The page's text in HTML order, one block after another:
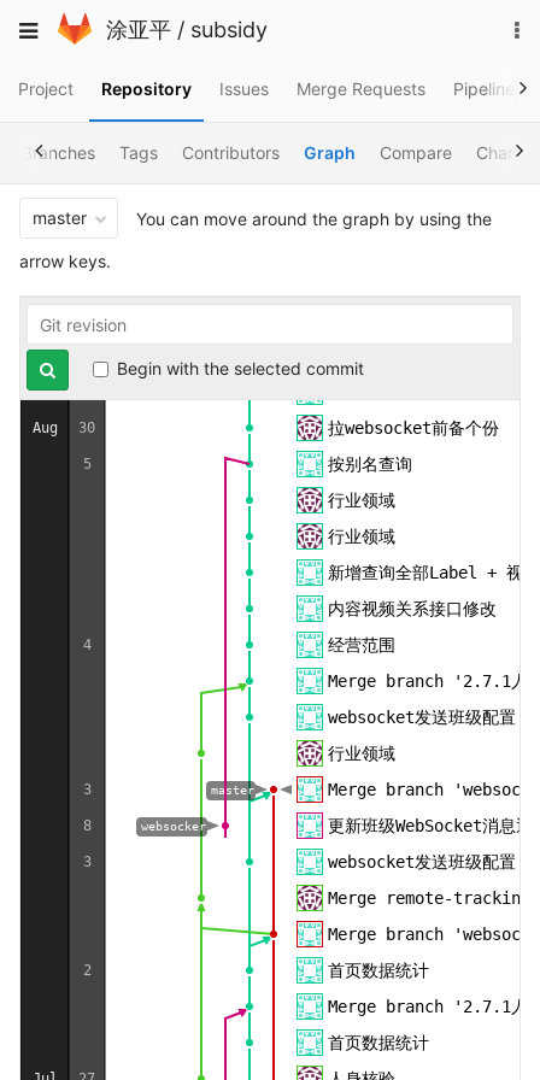
to
Toggle
涂亚平 / subsidy
Project Repository Issues Merge Requests Pipelines
Branches Tags Contributors Graph Compare Charts
master You can move around the graph by using the
arrow keys.
Begin with the selected commit
13
11
6
30
Aug
5
4
3
8
3
2
websocket上线了~~~
人脸识别上线版本
拉websocket前备个份
按别名查询
行业领域
行业领域
新增查询全部Label + 视频
内容视频关系接口修改
经营范围
Merge branch '2.7.1人
websocket发送班级配置
行业领域
Merge branch
master
更新班级WebSocket消息通
websocker
websocket发送班级配置
Merge remote-
Merge branch
首页数据统计
Merge branch '2.7.1人
首页数据统计